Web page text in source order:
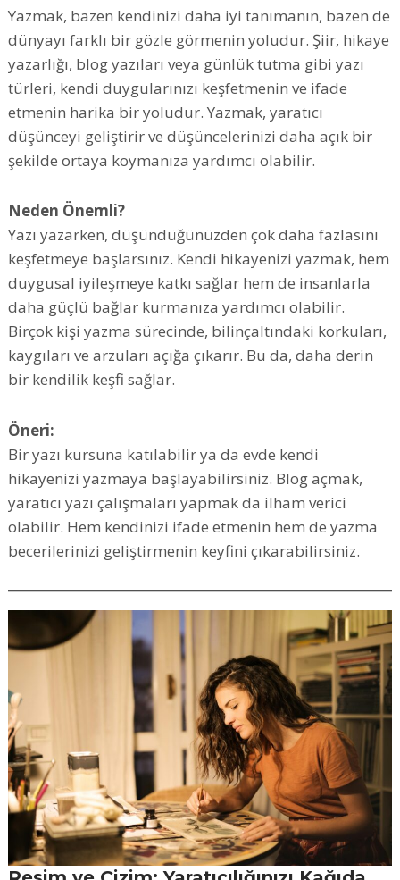
Yazmak, bazen kendinizi daha iyi tanımanın, bazen de
dünyayı farklı bir gözle görmenin yoludur. Şiir, hikaye
yazarlığı, blog yazıları veya günlük tutma gibi yazı
türleri, kendi duygularınızı keşfetmenin ve ifade
etmenin harika bir yoludur. Yazmak, yaratıcı
düşünceyi geliştirir ve düşüncelerinizi daha açık bir
şekilde ortaya koymanıza yardımcı olabilir.
Neden Önemli?
Yazı yazarken, düşündüğünüzden çok daha fazlasını
keşfetmeye başlarsınız. Kendi hikayenizi yazmak, hem
duygusal iyileşmeye katkı sağlar hem de insanlarla
daha güçlü bağlar kurmanıza yardımcı olabilir.
Birçok kişi yazma sürecinde, bilinçaltındaki korkuları,
kaygıları ve arzuları açığa çıkarır. Bu da, daha derin
bir kendilik keşfi sağlar.
Öneri:
Bir yazı kursuna katılabilir ya da evde kendi
hikayenizi yazmaya başlayabilirsiniz. Blog açmak,
yaratıcı yazı çalışmaları yapmak da ilham verici
olabilir. Hem kendinizi ifade etmenin hem de yazma
becerilerinizi geliştirmenin keyfini çıkarabilirsiniz.